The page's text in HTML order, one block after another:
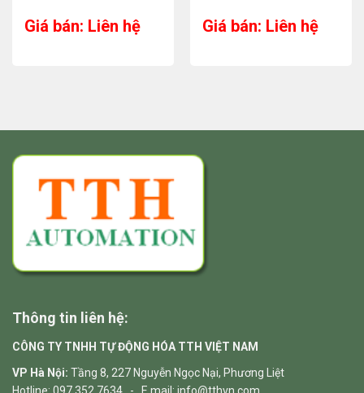
Giá bán: Liên hệ Giá bán: Liên hệ
Thông tin liên hệ:
CÔNG TY TNHH TỰ ĐỘNG HÓA TTH VIỆT NAM
VP Hà Nội: Tầng 8, 227 Nguyễn Ngọc Nại, Phương Liệt